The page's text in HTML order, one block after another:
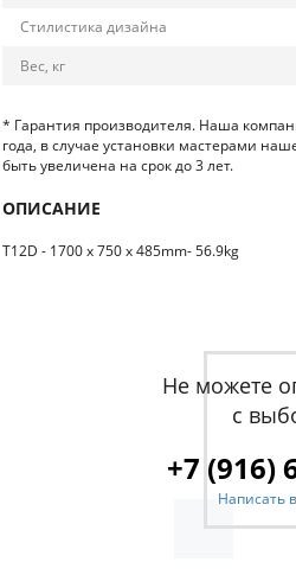
Стилистика дизайна
Вес, кг
* Гарантия производителя. Наша
года, в случае установки мастерами
быть увеличена на срок до 3 лет.
ОПИСАНИЕ
T12D - 1700 x 750 x 485mm- 56.9kg
Не можете
с
+7 (916)
Написать